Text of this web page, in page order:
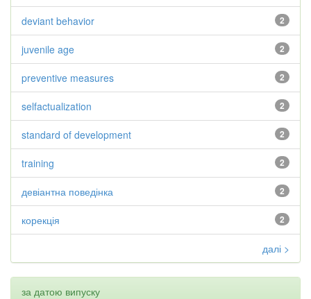
2
deviant behavior
2
juvenile age
2
preventive measures
2
selfactualization
2
standard of development
2
training
2
девіантна поведінка
2
корекція
далі >
за датою випуску